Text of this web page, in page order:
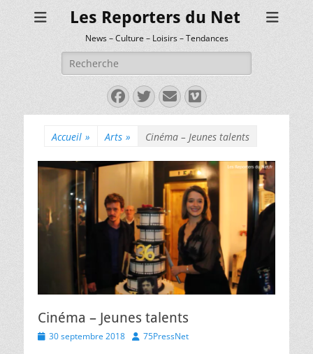
Les Reporters du Net
News – Culture – Loisirs – Tendances
Rechercher :
Facebook
Twitter
E-
mail
Vimeo
Accueil » Arts » Cinéma – Jeunes talents
Cinéma – Jeunes talents
Posted
30 septembre 2018 Author
75PressNet